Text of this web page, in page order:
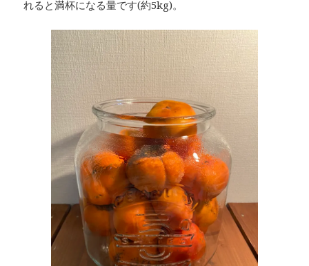
れると満杯になる量です(約5kg)。